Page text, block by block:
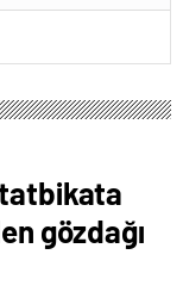
tatbikata
gözdağı